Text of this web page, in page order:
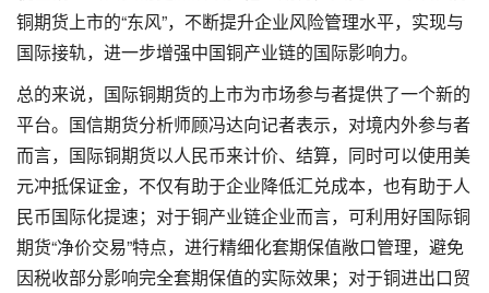
铜期货上市的“东风”，不断提升企业风险管理水平，实现与
国际接轨，进一步增强中国铜产业链的国际影响力。
总的来说，国际铜期货的上市为市场参与者提供了一个新的
平台。国信期货分析师顾冯达向记者表示，对境内外参与者
而言，国际铜期货以人民币来计价、结算，同时可以使用美
元冲抵保证金，不仅有助于企业降低汇兑成本，也有助于人
民币国际化提速；对于铜产业链企业而言，可利用好国际铜
期货“净价交易”特点，进行精细化套期保值敞口管理，避免
因税收部分影响完全套期保值的实际效果；对于铜进出口贸